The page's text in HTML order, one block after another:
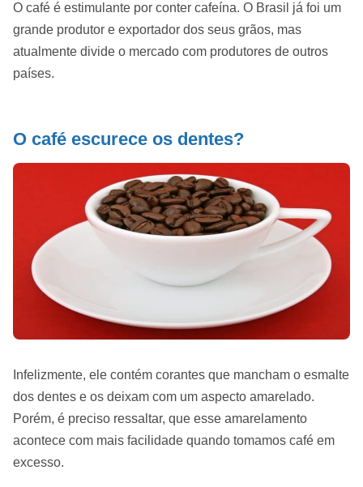
O café é estimulante por conter cafeína. O Brasil já foi um
grande produtor e exportador dos seus grãos, mas
atualmente divide o mercado com produtores de outros
países.
O café escurece os dentes?
Infelizmente, ele contém corantes que mancham o esmalte
dos dentes e os deixam com um aspecto amarelado.
Porém, é preciso ressaltar, que esse amarelamento
acontece com mais facilidade quando tomamos café em
excesso.